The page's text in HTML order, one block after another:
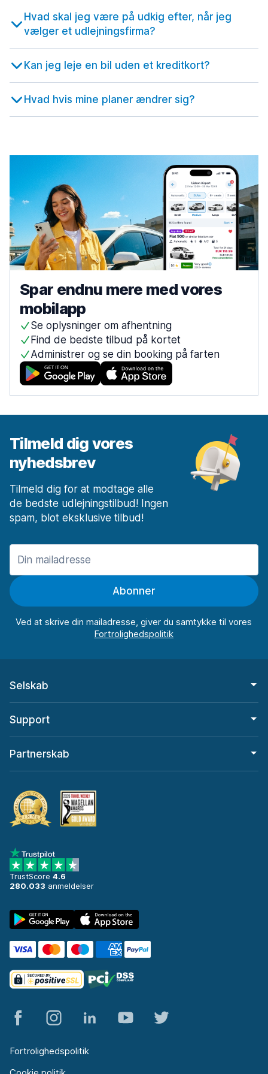
615 tilbud ved 16 destinationer
Konya
Konya lufthavn
fra 378,58 kr. om dagen
fra 185,25 kr. om dagen
Hvad skal jeg være på udkig efter, når jeg
vælger et udlejningsfirma?
Kan jeg leje en bil uden et kreditkort?
Hvad hvis mine planer ændrer sig?
Spar endnu mere med vores
mobilapp
Se oplysninger om afhentning
Find de bedste tilbud på kortet
Administrer og se din booking på farten
Tilmeld dig vores
nyhedsbrev
Tilmeld dig for at modtage alle
de bedste udlejningstilbud! Ingen
spam, blot eksklusive tilbud!
Abonner
Ved at skrive din mailadresse, giver du samtykke til vores
Selskab
Support
Partnerskab
TrustScore 4.6
280.033 anmeldelser
Fortrolighedspolitik